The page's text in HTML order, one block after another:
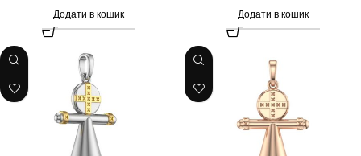
Додати в кошик Додати в кошик